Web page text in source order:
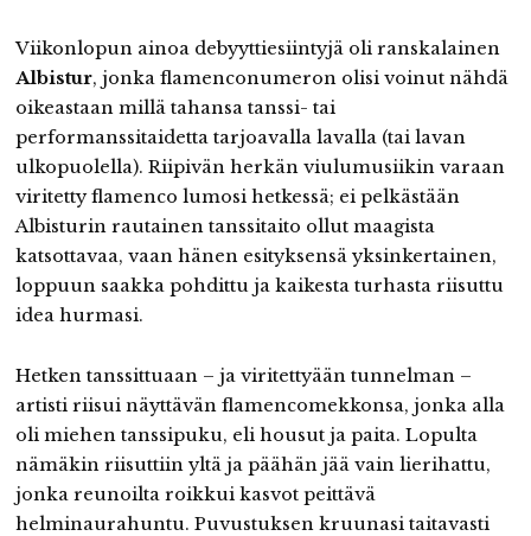
Viikonlopun ainoa debyyttiesiintyjä oli ranskalainen
Albistur, jonka flamenconumeron olisi voinut nähdä
oikeastaan millä tahansa tanssi- tai
performanssitaidetta tarjoavalla lavalla (tai lavan
ulkopuolella). Riipivän herkän viulumusiikin varaan
viritetty flamenco lumosi hetkessä; ei pelkästään
Albisturin rautainen tanssitaito ollut maagista
katsottavaa, vaan hänen esityksensä yksinkertainen,
loppuun saakka pohdittu ja kaikesta turhasta riisuttu
idea hurmasi.
Hetken tanssittuaan – ja viritettyään tunnelman –
artisti riisui näyttävän flamencomekkonsa, jonka alla
oli miehen tanssipuku, eli housut ja paita. Lopulta
nämäkin riisuttiin yltä ja päähän jää vain lierihattu,
jonka reunoilta roikkui kasvot peittävä
helminaurahuntu. Puvustuksen kruunasi taitavasti